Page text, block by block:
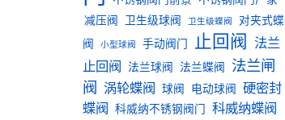
减压阀
卫生级球阀 卫生级蝶阀
对夹式蝶
阀
小型球阀 手动阀门 止回阀
法兰
止回阀
法兰球阀 法兰蝶阀
法兰闸
阀 涡轮蝶阀 球阀 电动球阀
硬密封
蝶阀
科威纳不锈钢阀门 科威纳蝶阀